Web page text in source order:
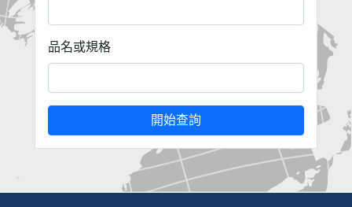
品名或規格
開始查詢